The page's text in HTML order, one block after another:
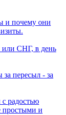
и почему они
или СНГ, в день
пересыл - за
радостью
простыми и